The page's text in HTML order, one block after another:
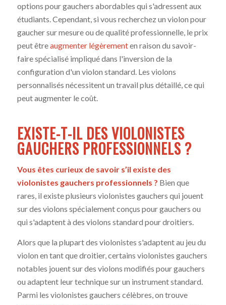
options pour gauchers abordables qui s'adressent aux
étudiants. Cependant, si vous recherchez un violon pour
gaucher sur mesure ou de qualité professionnelle, le prix
peut êtreaugmenter légèrementen raison du savoir-
faire spécialisé impliqué dans l'inversion de la
configuration d'un violon standard. Les violons
personnalisés nécessitent un travail plus détaillé, ce qui
peut augmenter le coût.
EXISTE-T-IL DES VIOLONISTES
GAUCHERS PROFESSIONNELS ?
Vous êtes curieux de savoir s’il existe des
violonistes gauchers professionnels ? Bien que
rares, il existe plusieurs violonistes gauchers qui jouent
sur des violons spécialement conçus pour gauchers ou
qui s'adaptent à des violons standard pour droitiers.
Alors que la plupart des violonistes s'adaptent au jeu du
violon en tant que droitier, certains violonistes gauchers
notables jouent sur des violons modifiés pour gauchers
ou adaptent leur technique sur un instrument standard.
Parmi les violonistes gauchers célèbres, on trouve